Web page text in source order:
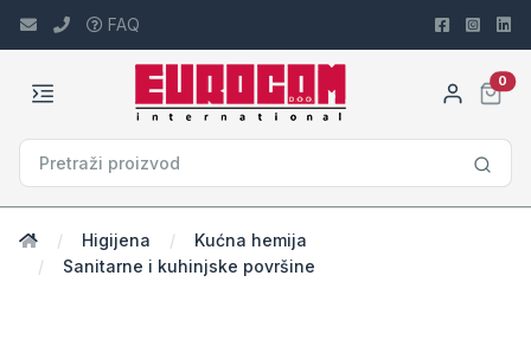
FAQ
0 cart
Higijena
Kućna hemija
Sanitarne i kuhinjske površine